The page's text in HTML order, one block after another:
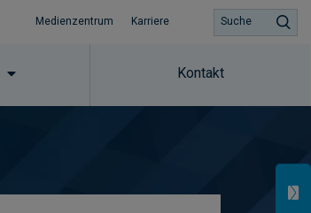
Medienzentrum Karriere
Kontakt
Suche